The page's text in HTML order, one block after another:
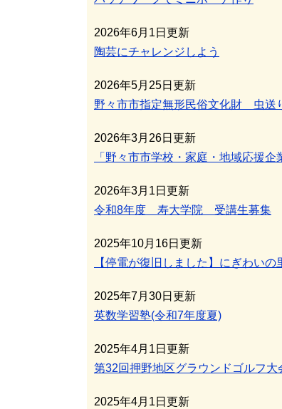
2026年6月1日更新
陶芸にチャレンジしよう
2026年5月25日更新
野々市市指定無形民俗文化財 虫送
2026年3月26日更新
「野々市市学校・家庭・地域応援
2026年3月1日更新
令和8年度 寿大学院 受講生募集
2025年10月16日更新
【停電が復旧しました】にぎわい
2025年7月30日更新
英数学習塾(令和7年度夏)
2025年4月1日更新
第32回押野地区グラウンドゴルフ大
2025年4月1日更新